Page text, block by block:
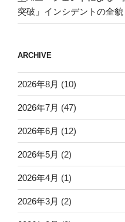
突破」インシデントの全貌
ARCHIVE
2026年8月 (10)
2026年7月 (47)
2026年6月 (12)
2026年5月 (2)
2026年4月 (1)
2026年3月 (2)